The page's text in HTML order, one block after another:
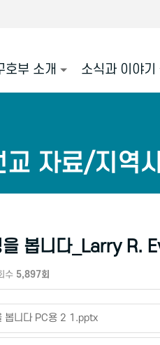
호부 소개 소식과 이야기
교 자료/지역
봅니다_Larry R.
수 5,897회
봅니다 PC용 2 1.pptx